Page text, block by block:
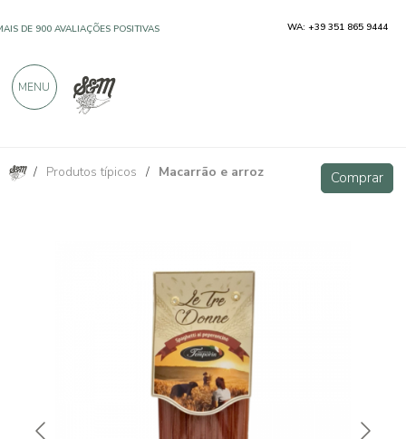
/ Produtos típicos / Macarrão e arroz Comprar
Espaguete Le Tre Donne com pimenta 500g Comprar
DE 900 AVALIAÇÕES POSITIVAS WA: +39 351 865 9444
MENU